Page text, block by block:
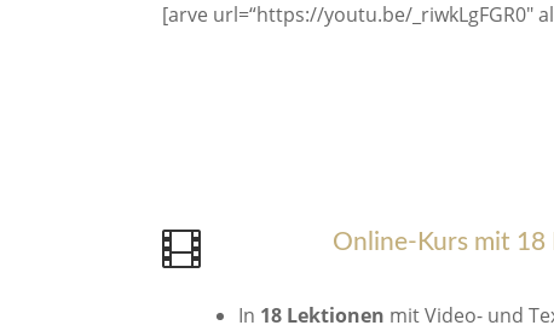
[arve url=“https://youtu.be/_riwkLgFGR0″
 Online-Kurs mit 18
In 18 Lektionen mit Video- und